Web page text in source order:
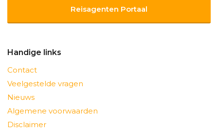
Reisagenten Portaal
Handige links
Contact
Veelgestelde vragen
Nieuws
Algemene voorwaarden
Disclaimer